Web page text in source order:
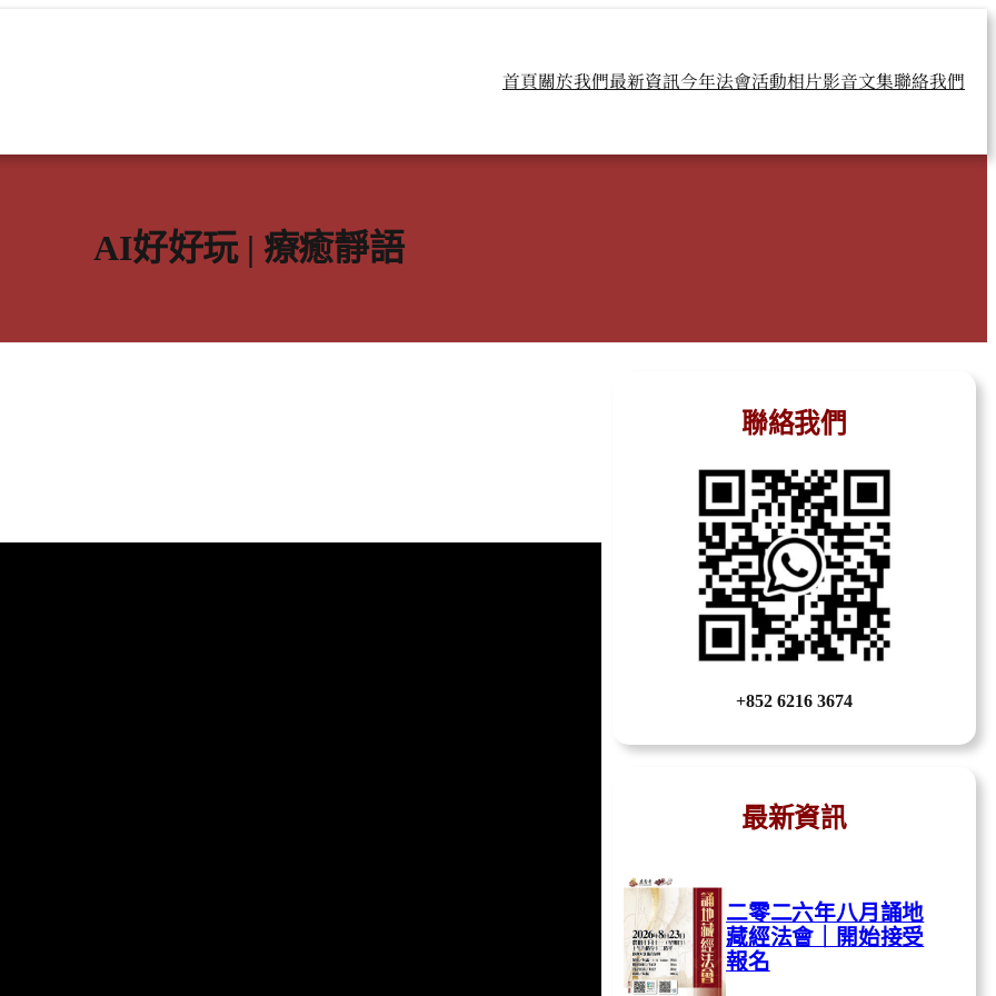
首頁關於我們最新資訊今年法會活動相片影音文集聯絡我們
AI好好玩 | 療癒靜語
聯絡我們
+852 6216 3674
最新資訊
二零二六年八月誦地
藏經法會｜開始接受
報名